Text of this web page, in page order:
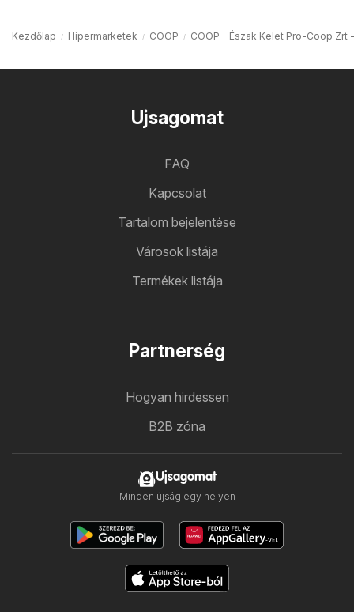
Kezdőlap Hipermarketek COOP COOP - Észak Kelet Pro-Coop Zrt
Ujsagomat
FAQ
Kapcsolat
Tartalom bejelentése
Városok listája
Termékek listája
Partnerség
Hogyan hirdessen
B2B zóna
Ujsagomat
Minden újság egy helyen